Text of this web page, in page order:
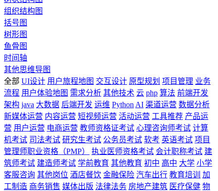
组织结构图
括号图
树形图
鱼骨图
时间轴
其他思维导图
全部 UI设计 用户旅程地图 交互设计 原型规划 项目管理 业务
流程 用户体验地图 需求分析 其他技术 云 php 算法 前端开发
架构 java 大数据 后端开发 运维 Python AI 渠道运营 数据分析
新媒体运营 内容运营 短视频运营 活动运营 工具推荐 产品运
营 用户运营 电商运营 教师资格证考试 心理咨询师考试 计算
机考试 司法考试 研究生考试 公务员考试 软考 英语考试 项目
管理师职业资格（PMP）
执业医师资格考试 会计职称考试 建
筑师考试 建造师考试 学前教育 其他教育 初中 高中 大学 小学
客服咨询 其他岗位 酒店餐饮 金融保险 汽车出行 教育培训
加
工制造 商务销售 媒体出版 法律法务 房地产建筑 医疗保健 物